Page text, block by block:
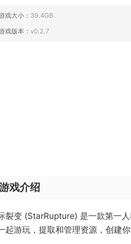
戏大小： 39.4GB
戏版本： v0.2.7
戏介绍
裂变 (StarRupture) 是一款第一
起游玩，提取和管理资源，创建